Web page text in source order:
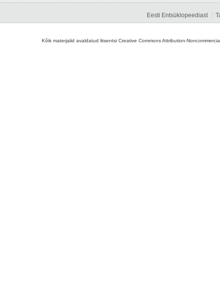
Eesti Entsüklopeediast
Kõik materjalid avaldatud litsentsi Creative Commons Attribution-